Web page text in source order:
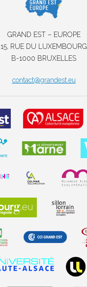
GRAND EST – EUROPE
15, RUE DU LUXEMBOURG
B-1000 BRUXELLES
contact@grandest.eu